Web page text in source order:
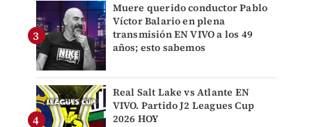
Muere querido conductor Pablo
Víctor Balario en plena
transmisión EN VIVO a los 49
años; esto sabemos
Real Salt Lake vs Atlante EN
VIVO. Partido J2 Leagues Cup
2026 HOY